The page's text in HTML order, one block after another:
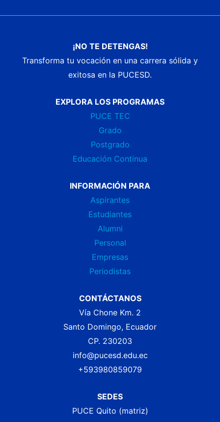
¡NO TE DETENGAS!
Transforma tu vocación en una carrera sólida y
exitosa en la PUCESD.
EXPLORA LOS PROGRAMAS
PUCE TEC
Grado
Postgrado
Educación Continua
INFORMACIÓN PARA
Aspirantes
Estudiantes
Alumni
Personal
Empresas
Periodistas
CONTÁCTANOS
Vía Chone Km. 2
Santo Domingo, Ecuador
CP. 230203
info@pucesd.edu.ec
+593980859079
SEDES
PUCE Quito (matriz)